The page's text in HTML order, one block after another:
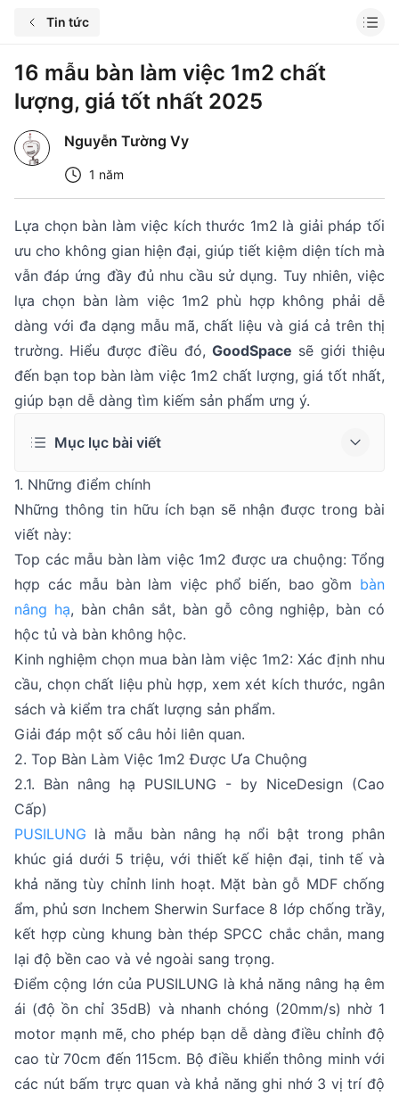
Tin tức
16 mẫu bàn làm việc 1m2 chất
lượng, giá tốt nhất 2025
Nguyễn Tường Vy
1 năm
Lựa chọn bàn làm việc kích thước 1m2 là giải pháp tối
ưu cho không gian hiện đại, giúp tiết kiệm diện tích mà
vẫn đáp ứng đầy đủ nhu cầu sử dụng. Tuy nhiên, việc
lựa chọn bàn làm việc 1m2 phù hợp không phải dễ
dàng với đa dạng mẫu mã, chất liệu và giá cả trên thị
trường. Hiểu được điều đó, GoodSpace sẽ giới thiệu
đến bạn top bàn làm việc 1m2 chất lượng, giá tốt nhất,
giúp bạn dễ dàng tìm kiếm sản phẩm ưng ý.
Mục lục bài viết
1. Những điểm chính
Những thông tin hữu ích bạn sẽ nhận được trong bài
viết này:
Top các mẫu bàn làm việc 1m2 được ưa chuộng: Tổng
hợp các mẫu bàn làm việc phổ biến, bao gồm bàn
nâng hạ, bàn chân sắt, bàn gỗ công nghiệp, bàn có
hộc tủ và bàn không hộc.
Kinh nghiệm chọn mua bàn làm việc 1m2: Xác định nhu
cầu, chọn chất liệu phù hợp, xem xét kích thước, ngân
sách và kiểm tra chất lượng sản phẩm.
Giải đáp một số câu hỏi liên quan.
2. Top Bàn Làm Việc 1m2 Được Ưa Chuộng
2.1. Bàn nâng hạ PUSILUNG - by NiceDesign (Cao
Cấp)
PUSILUNG là mẫu bàn nâng hạ nổi bật trong phân
khúc giá dưới 5 triệu, với thiết kế hiện đại, tinh tế và
khả năng tùy chỉnh linh hoạt. Mặt bàn gỗ MDF chống
ẩm, phủ sơn Inchem Sherwin Surface 8 lớp chống trầy,
kết hợp cùng khung bàn thép SPCC chắc chắn, mang
lại độ bền cao và vẻ ngoài sang trọng.
Điểm cộng lớn của PUSILUNG là khả năng nâng hạ êm
ái (độ ồn chỉ 35dB) và nhanh chóng (20mm/s) nhờ 1
motor mạnh mẽ, cho phép bạn dễ dàng điều chỉnh độ
cao từ 70cm đến 115cm. Bộ điều khiển thông minh với
các nút bấm trực quan và khả năng ghi nhớ 3 vị trí độ